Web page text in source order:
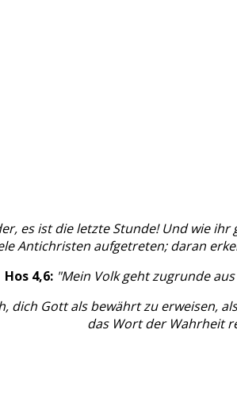
es ist die letzte Stunde! Und wie
Antichristen aufgetreten; daran
Hos 4,6: "Mein Volk geht zugrunde
dich Gott als bewährt zu erweisen,
das Wort der Wahrheit